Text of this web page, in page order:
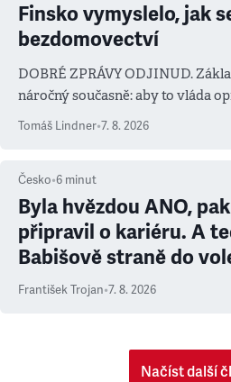
Finsko vymyslelo, jak
bezdomovectví
DOBRÉ ZPRÁVY ODJINUD.
náročný současně: aby to vláda
Tomáš Lindner•7. 8. 2026
Česko•6 minut
Byla hvězdou ANO,
připravil o kariéru. A
Babišově straně do
František Trojan•7. 8. 2026
Načíst další